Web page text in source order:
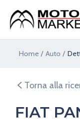
contenuto
Home Auto
Torna alla
FIAT